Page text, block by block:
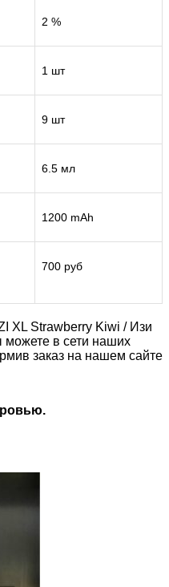
2 %
1 шт
9 шт
6.5 мл
1200 mAh
700 руб
XL Strawberry Kiwi / Изи
в сети наших
заказ на нашем сайте